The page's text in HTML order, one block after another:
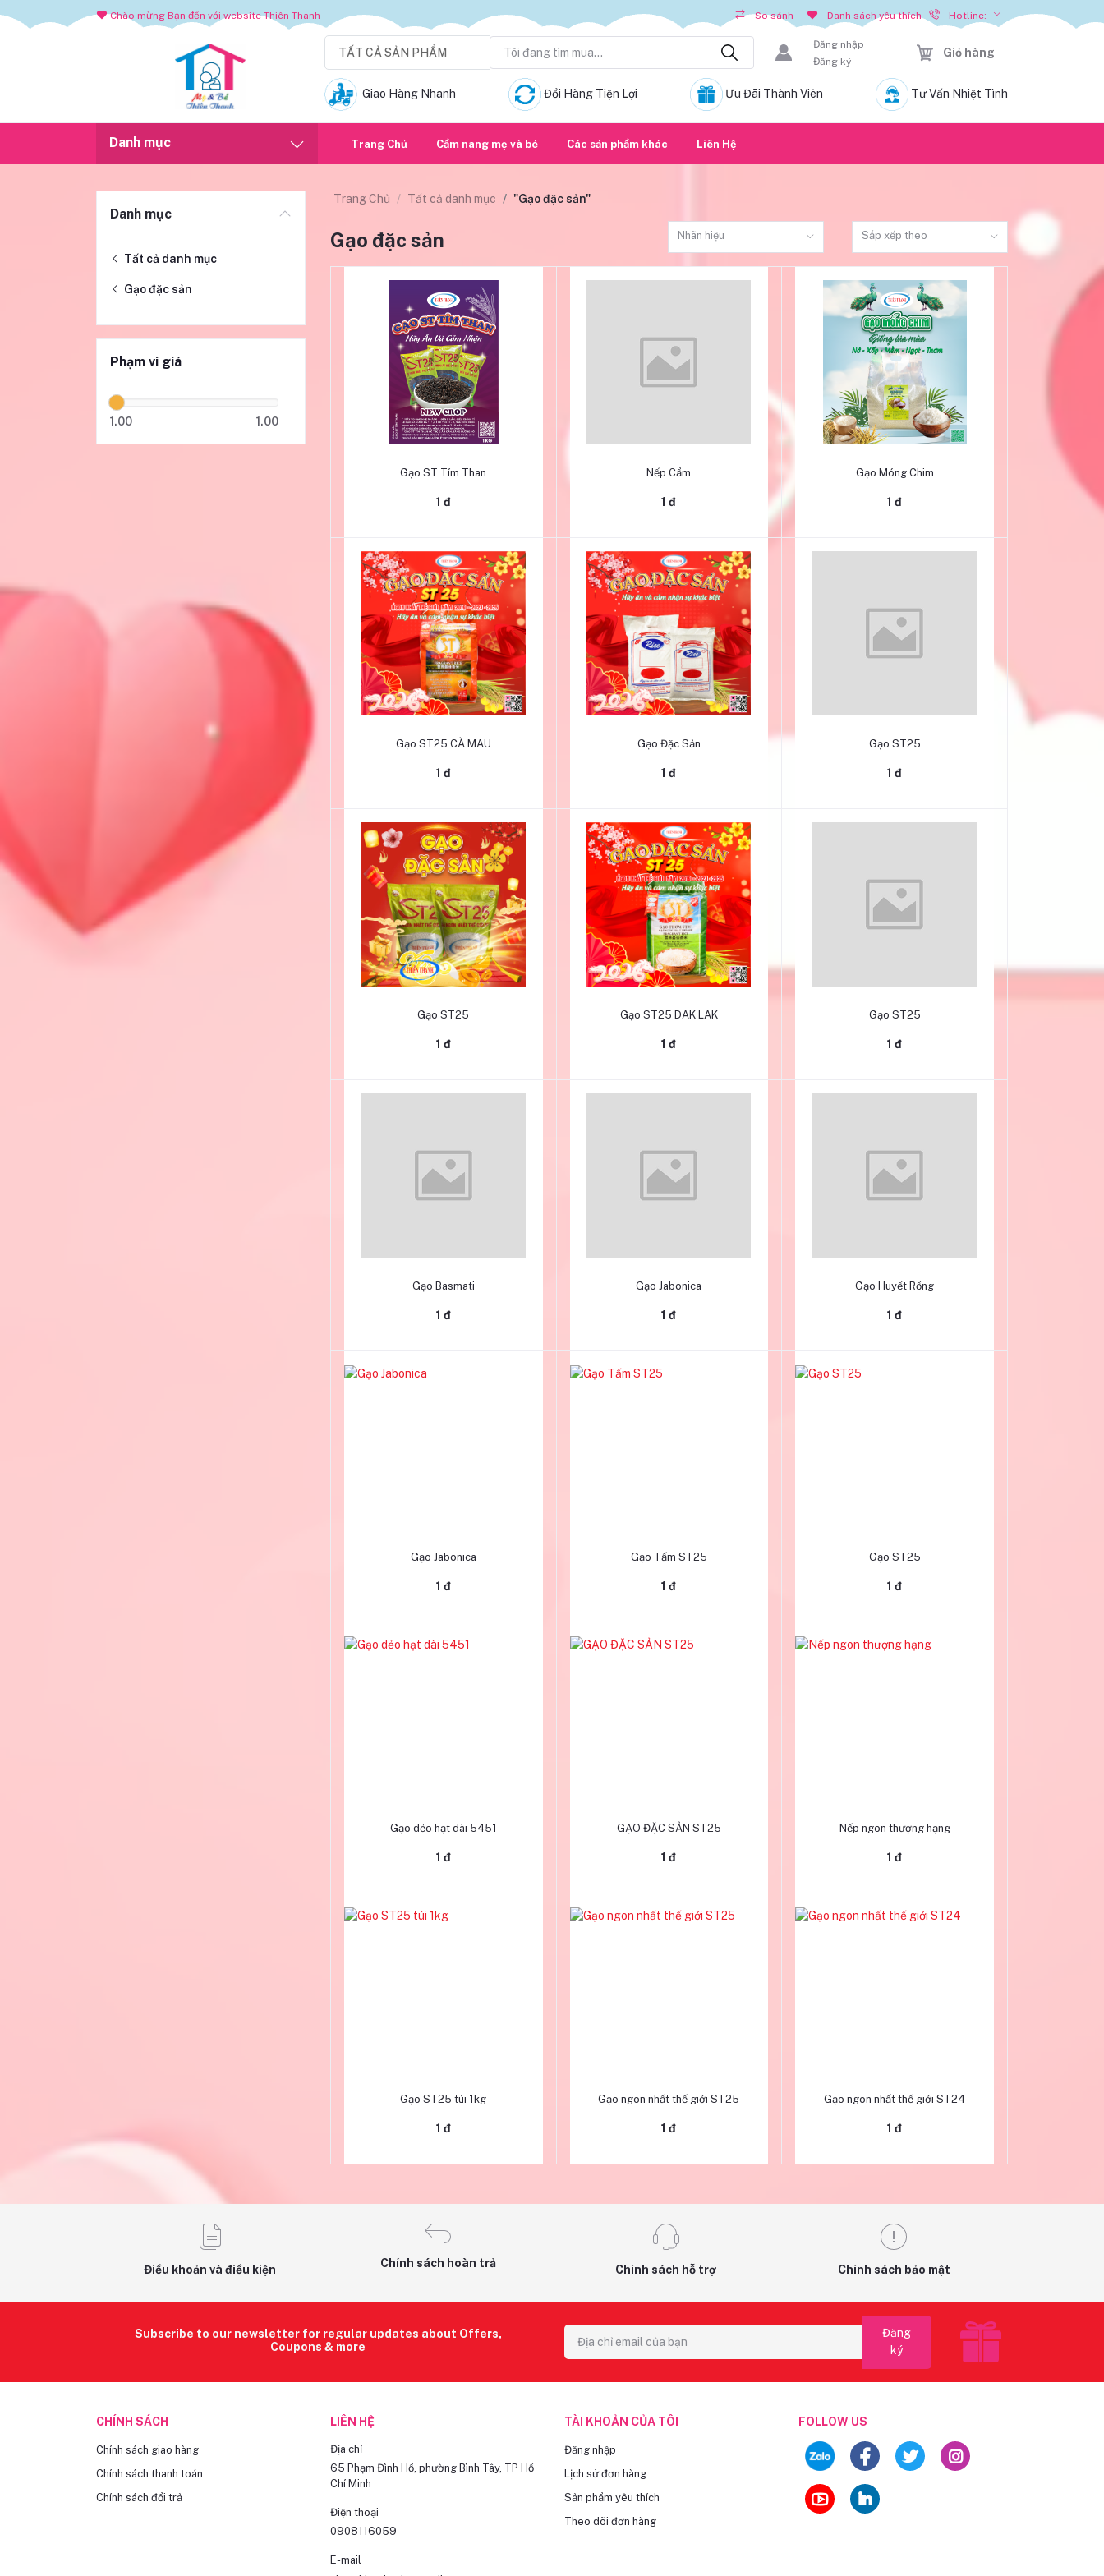
Chào mừng Bạn đến với website Thiên Thanh So sánh Danh sách yêu thích Hotline:
TẤT CẢ SẢN PHẨM
Đăng nhập
Đăng ký
Giỏ hàng
Giao Hàng Nhanh Đổi Hàng Tiện Lợi Ưu Đãi Thành Viên Tư Vấn Nhiệt Tình
Danh mục Trang Chủ Cẩm nang mẹ và bé Các sản phẩm khác Liên Hệ
Danh mục
Tất cả danh mục
Gạo đặc sản
Phạm vi giá
1.00 1.00
Trang Chủ Tất cả danh mục "Gạo đặc sản"
Gạo đặc sản Nhãn hiệu Sắp xếp theo
Gạo ST Tím Than
1 đ
Nếp Cẩm
1 đ
Gạo Móng Chim
1 đ
Gạo ST25 CÀ MAU
1 đ
Gạo Đặc Sản
1 đ
Gạo ST25
1 đ
Gạo ST25
1 đ
Gạo ST25 DAK LAK
1 đ
Gạo ST25
1 đ
Gạo Basmati
1 đ
Gạo Jabonica
1 đ
Gạo Huyết Rồng
1 đ
Gạo Jabonica
1 đ
Gạo Tấm ST25
1 đ
Gạo ST25
1 đ
Gạo dẻo hạt dài 5451
1 đ
GẠO ĐẶC SẢN ST25
1 đ
Nếp ngon thượng hạng
1 đ
Gạo ST25 túi 1kg
1 đ
Gạo ngon nhất thế giới ST25
1 đ
Gạo ngon nhất thế giới ST24
1 đ
Điều khoản và điều kiện
Chính sách hoàn trả
Chính sách hỗ trợ Chính sách bảo mật
Subscribe to our newsletter for regular updates about Offers,
Coupons & more
Đăng
ký
CHÍNH SÁCH
Chính sách giao hàng
Chính sách thanh toán
Chính sách đổi trả
LIÊN HỆ
Địa chỉ
65 Phạm Đình Hổ, phường Bình Tây, TP Hồ
Chí Minh
Điện thoại
0908116059
E-mail
TÀI KHOẢN CỦA TÔI
Đăng nhập
Lịch sử đơn hàng
Sản phẩm yêu thích
Theo dõi đơn hàng
FOLLOW US